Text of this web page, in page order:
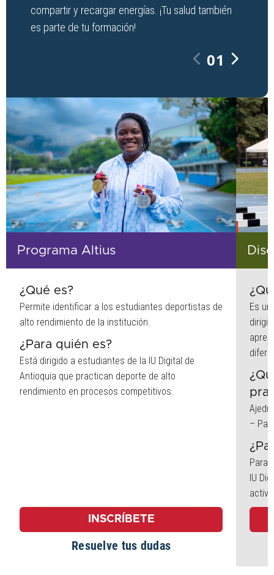
compartir y recargar energías. ¡Tu salud también
es parte de tu formación!
01
Programa Altius
¿Qué es?
Permite identificar a los estudiantes deportistas de
alto rendimiento de la institución.
¿Para quién es?
Está dirigido a estudiantes de la IU Digital de
Antioquia que practican deporte de alto
rendimiento en procesos competitivos.
INSCRÍBETE
Resuelve tus dudas
Es
–
Para
IU